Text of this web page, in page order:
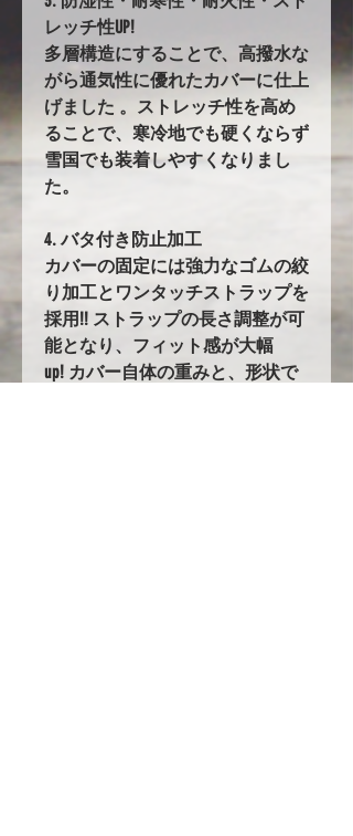
レッチ性UP!
多層構造にすることで、高撥水な
がら通気性に優れたカバーに仕上
げました 。ストレッチ性を高め
ることで、寒冷地でも硬くならず
雪国でも装着しやすくなりまし
た。
4. バタ付き防止加工
カバーの固定には強力なゴムの絞
り加工とワンタッチストラップを
採用!! ストラップの長さ調整が可
能となり、フィット感が大幅
up! カバー自体の重みと、形状で